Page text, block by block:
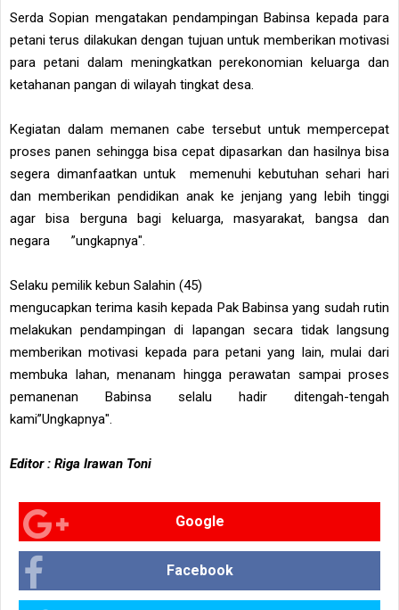
Serda Sopian mengatakan pendampingan Babinsa kepada para
petani terus dilakukan dengan tujuan untuk memberikan motivasi
para petani dalam meningkatkan perekonomian keluarga dan
ketahanan pangan di wilayah tingkat desa.
Kegiatan dalam memanen cabe tersebut untuk mempercepat
proses panen sehingga bisa cepat dipasarkan dan hasilnya bisa
segera dimanfaatkan untuk memenuhi kebutuhan sehari hari
dan memberikan pendidikan anak ke jenjang yang lebih tinggi
agar bisa berguna bagi keluarga, masyarakat, bangsa dan
negara ”ungkapnya".
Selaku pemilik kebun Salahin (45)
mengucapkan terima kasih kepada Pak Babinsa yang sudah rutin
melakukan pendampingan di lapangan secara tidak langsung
memberikan motivasi kepada para petani yang lain, mulai dari
membuka lahan, menanam hingga perawatan sampai proses
pemanenan Babinsa selalu hadir ditengah-tengah
kami”Ungkapnya".
Editor : Riga Irawan Toni
Google
Facebook